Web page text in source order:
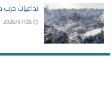
تداعيات
2026/07/25